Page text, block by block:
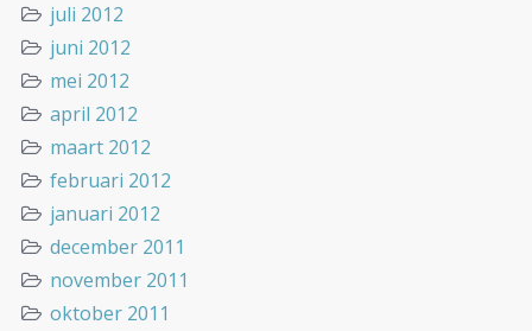
juli 2012
juni 2012
mei 2012
april 2012
maart 2012
februari 2012
januari 2012
december 2011
november 2011
oktober 2011